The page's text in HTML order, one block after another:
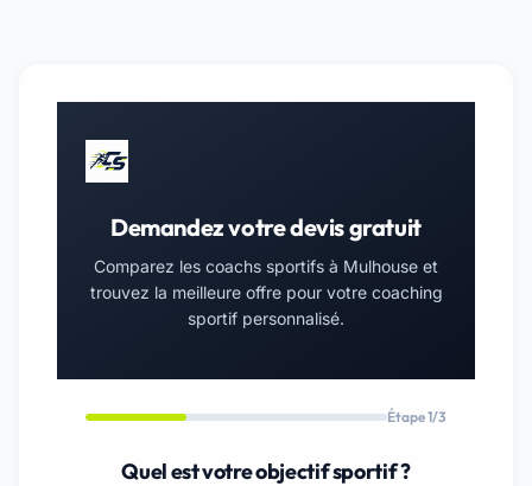
Demandez votre devis gratuit
Comparez les coachs sportifs à Mulhouse et
trouvez la meilleure offre pour votre coaching
sportif personnalisé.
Étape 1/3
Quel est votre objectif sportif ?